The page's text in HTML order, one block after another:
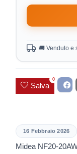
🚚 Venduto e
Salva
0
16 Febbraio 2026
Midea NF20-